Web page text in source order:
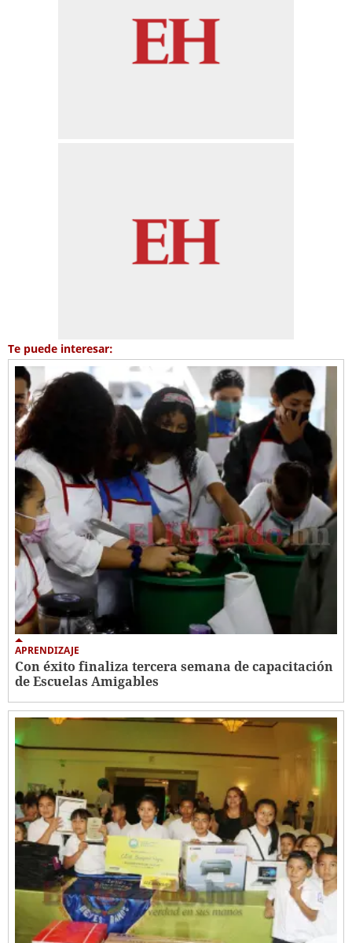
Te puede interesar:
APRENDIZAJE
Con éxito finaliza tercera semana de capacitación
de Escuelas Amigables